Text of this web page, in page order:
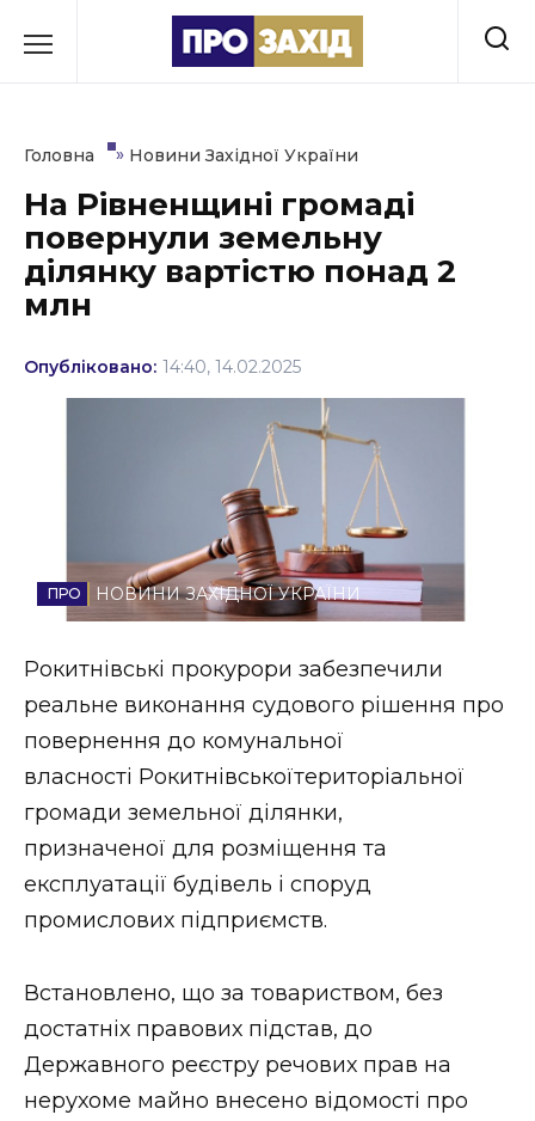
до
Культура
Освіта
Політика
Стиль життя
Втрачений Ужгород
Втрачений Ужгород (відеоверсія)
ЗАКАРПАТСЬКІ НОВИНИ
НОВИНИ ЗАХІДНОЇ УКРАЇНИ
ФОТО
ВІДЕО
Головна » Новини Західної України
На Рівненщині громаді
повернули земельну
ділянку вартістю понад 2
млн
Опубліковано: 14:40, 14.02.2025
НОВИНИ ЗАХІДНОЇ УКРАЇНИ
Рокитнівські прокурори забезпечили
реальне виконання судового рішення про
повернення до комунальної
власності Рокитнівськоїтериторіальної
громади земельної ділянки,
призначеної для розміщення та
експлуатації будівель і споруд
промислових підприємств.
Встановлено, що за товариством, без
достатніх правових підстав, до
Державного реєстру речових прав на
нерухоме майно внесено відомості про